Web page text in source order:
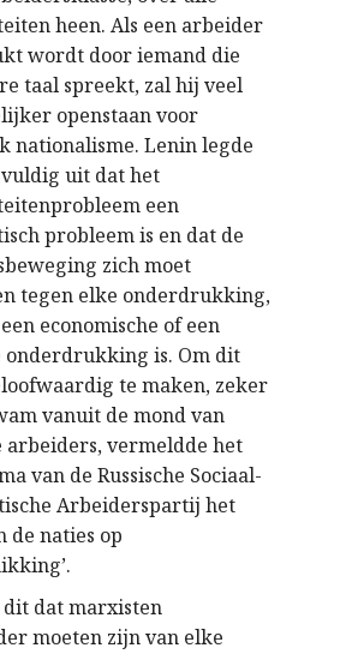
heen. Als een arbeider
wordt door iemand die
taal spreekt, zal hij veel
openstaan voor
nationalisme. Lenin legde
uit dat het
een
probleem is en dat de
zich moet
tegen elke onderdrukking,
economische of een
onderdrukking is. Om dit
te maken, zeker
vanuit de mond van
arbeiders, vermeldde het
van de Russische Sociaal-
Arbeiderspartij het
de naties op
dat marxisten
moeten zijn van elke